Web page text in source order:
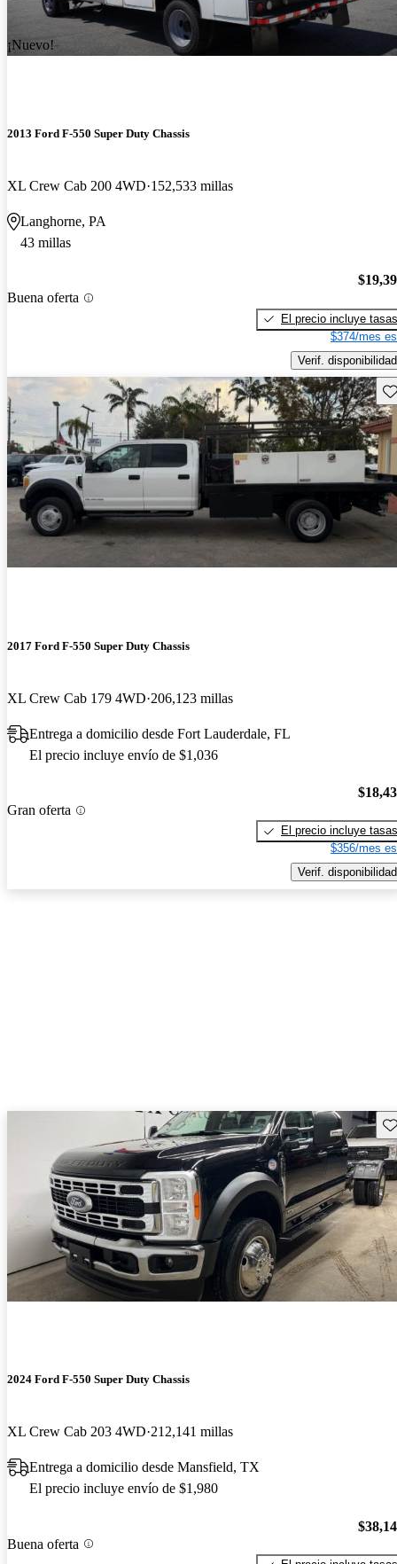
¡Nuevo!
2013 Ford F-550 Super Duty Chassis
XL Crew Cab 200 4WD 152,533 millas
Langhorne, PA
43 millas
Buena oferta
El precio incluye tasas
$374/mes
Verif. disponibilidad
2017 Ford F-550 Super Duty Chassis
XL Crew Cab 179 4WD 206,123 millas
Entrega a domicilio desde Fort Lauderdale, FL
El precio incluye envío de $1,036
Gran oferta
El precio incluye tasas
$356/mes
Verif. disponibilidad
2024 Ford F-550 Super Duty Chassis
XL Crew Cab 203 4WD 212,141 millas
Entrega a domicilio desde Mansfield, TX
El precio incluye envío de $1,980
Buena oferta